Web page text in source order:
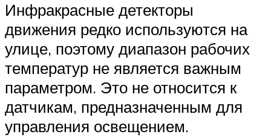
Инфракрасные детекторы
движения редко используются на
улице, поэтому диапазон рабочих
температур не является важным
параметром. Это не относится к
датчикам, предназначенным для
управления освещением.